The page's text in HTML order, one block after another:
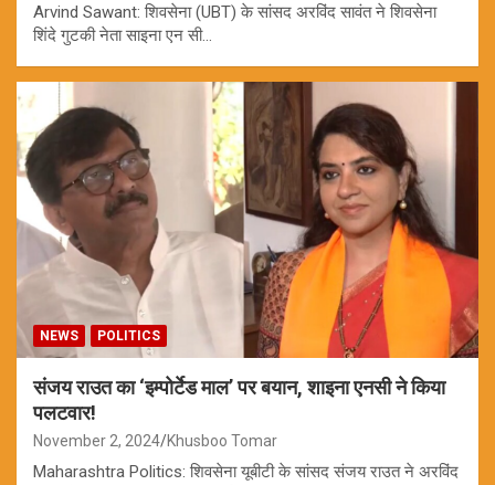
Arvind Sawant: शिवसेना (UBT) के सांसद अरविंद सावंत ने शिवसेना
शिंदे गुटकी नेता साइना एन सी…
NEWS POLITICS
संजय राउत का ‘इम्पोर्टेड माल’ पर बयान, शाइना एनसी ने किया
पलटवार!
November 2, 2024 Khusboo Tomar
Maharashtra Politics: शिवसेना यूबीटी के सांसद संजय राउत ने अरविंद